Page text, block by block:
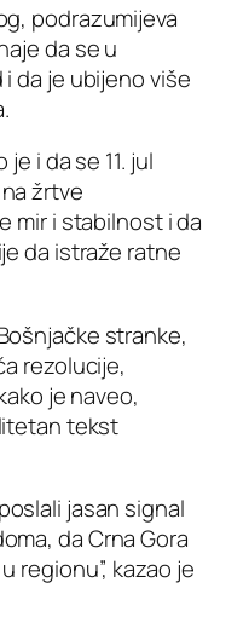
podrazumijeva
da se u
da je ubijeno više
i da se 11. jul
žrtve
mir i stabilnost i da
da istraže ratne
stranke,
rezolucije,
je naveo,
tekst
jasan signal
da Crna Gora
regionu”, kazao je